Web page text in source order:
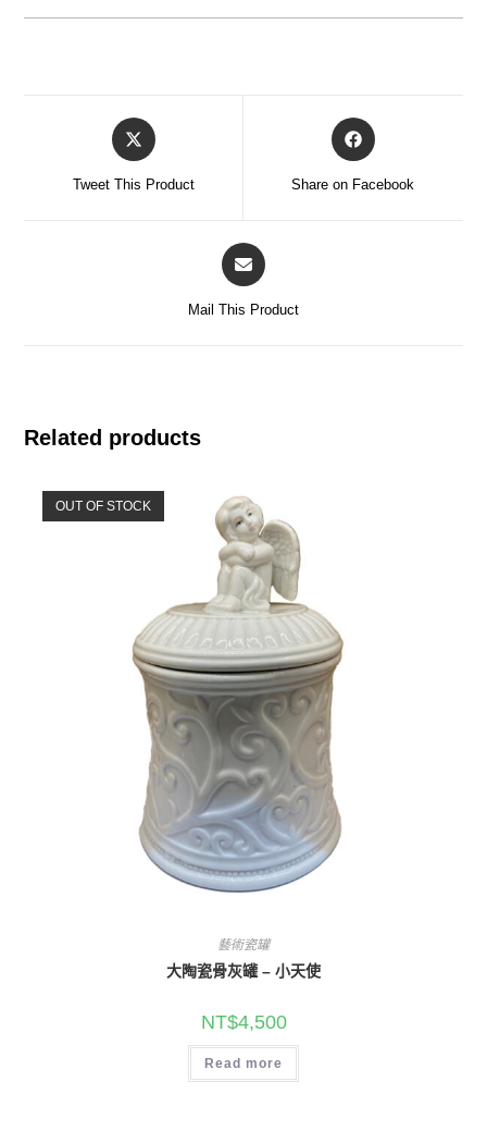
Tweet This Product Share on Facebook
Mail This Product
Related products
OUT OF STOCK
藝術瓷罐
大陶瓷骨灰罐 – 小天使
NT$4,500
Read more